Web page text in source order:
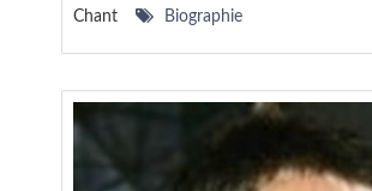
Chant Biographie